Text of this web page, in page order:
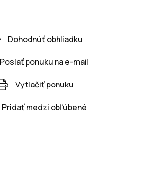
Dohodnúť obhliadku
Poslať ponuku na e-mail
Vytlačiť ponuku
Pridať medzi obľúbené